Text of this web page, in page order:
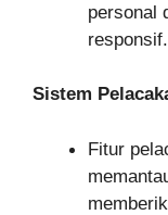
personal
responsif.
Sistem
Fitur